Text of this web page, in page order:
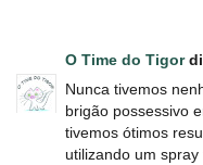
O Time do Tigor
Nunca tivemos
brigão possessivo
tivemos ótimos
utilizando um